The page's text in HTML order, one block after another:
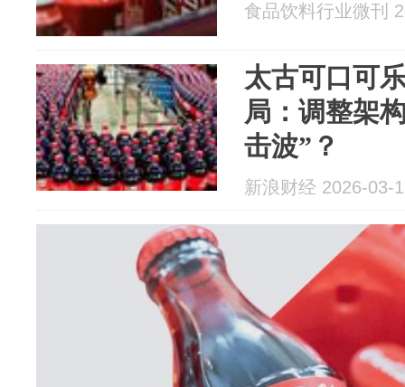
食品饮料行业微刊
太古可口可
局：调整架
击波”？
新浪财经 2026-03-